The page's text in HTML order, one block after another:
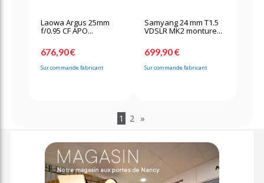
Laowa Argus 25mm
f/0.95 CF APO...
676,90 €
Sur commande fabricant
Samyang 24 mm T1.5
VDSLR MK2 monture...
699,90 €
Sur commande fabricant
1 2 »